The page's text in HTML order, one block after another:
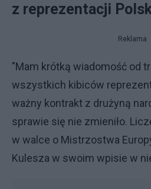
z reprezentacji
Reklama
"Mam krótką wiadomość od
wszystkich kibiców
ważny kontrakt z drużyną
sprawie się nie zmieniło.
w walce o Mistrzostwa
Kulesza w swoim wpisie w